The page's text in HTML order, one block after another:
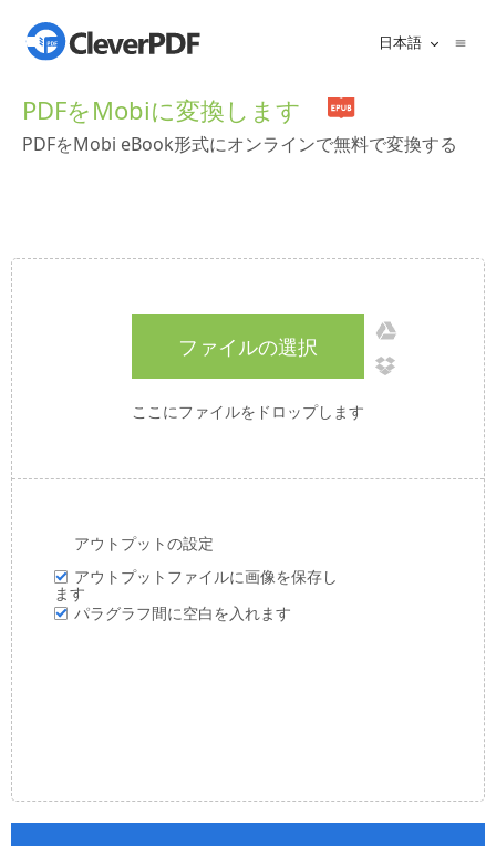
日本語
PDFをMobiに変換します
PDFをMobi eBook形式にオンラインで無料で変換する
ファイルの選択
ここにファイルをドロップします
アウトプットの設定
アウトプットファイルに画像を保存し
ます
パラグラフ間に空白を入れます